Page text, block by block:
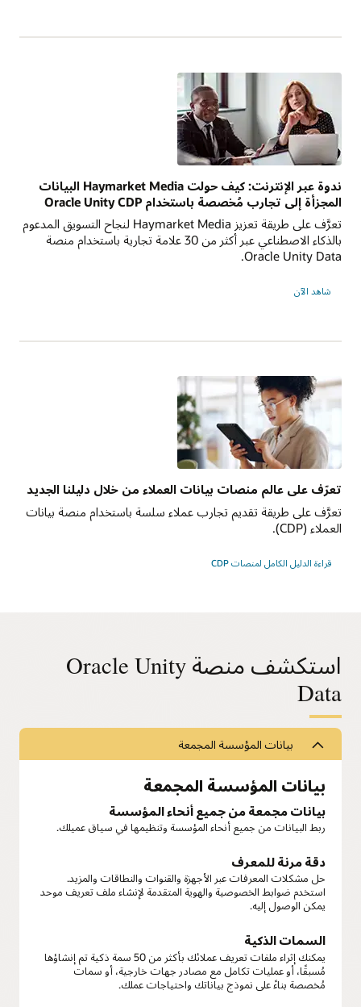
ندوة عبر الإنترنت: كيف حولت Haymarket Media البيانات
المجزأة إلى تجارب مُخصصة باستخدام Oracle Unity CDP
تعرَّف على طريقة تعزيز Haymarket Media لنجاح التسويق المدعوم
بالذكاء الاصطناعي عبر أكثر من 30 علامة تجارية باستخدام منصة
Oracle Unity Data.
شاهد الآن
تعرّف على عالم منصات بيانات العملاء من خلال دليلنا الجديد
تعرَّف على طريقة تقديم تجارب عملاء سلسة باستخدام منصة بيانات
العملاء (CDP).
قراءة الدليل الكامل لمنصات CDP
استكشف منصة Oracle Unity
Data
بيانات المؤسسة المجمعة
بيانات المؤسسة المجمعة
بيانات مجمعة من جميع أنحاء المؤسسة
ربط البيانات من جميع أنحاء المؤسسة وتنظيمها في سياق عميلك.
دقة مرنة للمعرف
حل مشكلات المعرفات عبر الأجهزة والقنوات والنطاقات والمزيد.
استخدم ضوابط الخصوصية والهوية المتقدمة لإنشاء ملف تعريف موحد
يمكن الوصول إليه.
السمات الذكية
يمكنك إثراء ملفات تعريف عملائك بأكثر من 50 سمة ذكية تم إنشاؤها
مُسبقًا، أو عمليات تكامل مع مصادر جهات خارجية، أو سمات
مُخصصة بناءً على نموذج بياناتك واحتياجات عملك.